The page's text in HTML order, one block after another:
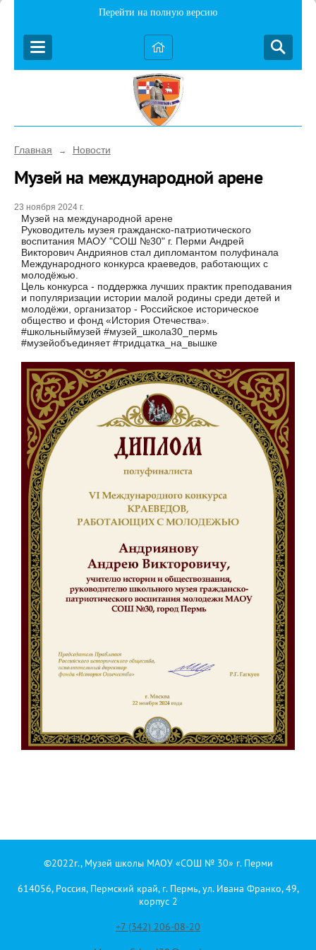
Перейти на полную версию
Главная → Новости
Музей на международной арене
23 ноября 2024 г.
Музей на международной арене
Руководитель музея гражданско-патриотического
воспитания МАОУ "СОШ №30" г. Перми Андрей
Викторович Андриянов стал дипломантом полуфинала
Международного конкурса краеведов, работающих с
молодёжью.
Цель конкурса - поддержка лучших практик преподавания
и популяризации истории малой родины среди детей и
молодёжи, организатор - Российское историческое
общество и фонд «История Отечества».
#школьныймузей #музей_школа30_пермь
#музейобъединяет #тридцатка_на_вышке
©2022г., Музей школы МАОУ «СОШ № 30» г. Перми
614056, Россия, Пермский край, г. Пермь, ул. Ивана Франко, 49,
корпус 2
+7 (342) 206-08-20